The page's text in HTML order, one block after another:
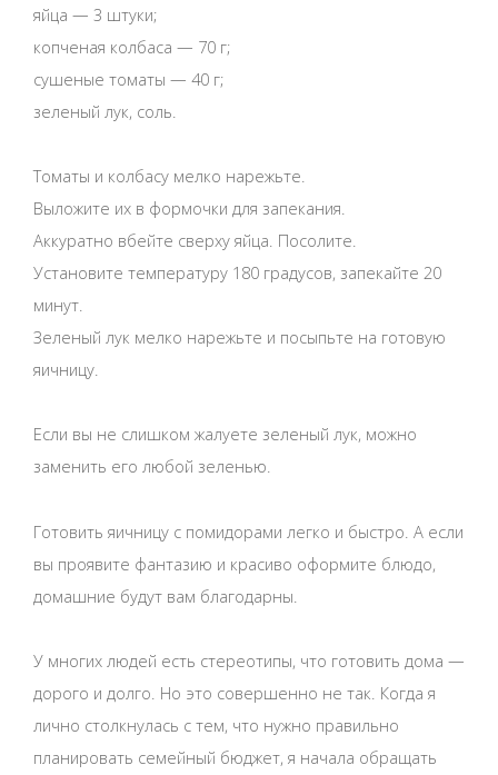
яйца — 3 штуки;
копченая колбаса — 70 г;
сушеные томаты — 40 г;
зеленый лук, соль.
Томаты и колбасу мелко нарежьте.
Выложите их в формочки для запекания.
Аккуратно вбейте сверху яйца. Посолите.
Установите температуру 180 градусов, запекайте 20
минут.
Зеленый лук мелко нарежьте и посыпьте на готовую
яичницу.
Если вы не слишком жалуете зеленый лук, можно
заменить его любой зеленью.
Готовить яичницу с помидорами легко и быстро. А если
вы проявите фантазию и красиво оформите блюдо,
домашние будут вам благодарны.
У многих людей есть стереотипы, что готовить дома —
дорого и долго. Но это совершенно не так. Когда я
лично столкнулась с тем, что нужно правильно
планировать семейный бюджет, я начала обращать